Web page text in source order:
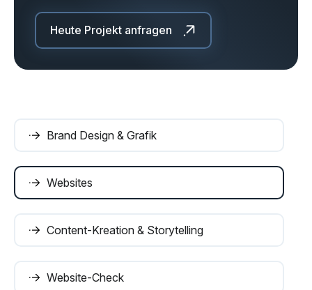
Heute Projekt anfragen
Brand Design & Grafik
Websites
Content-Kreation & Storytelling
Website-Check